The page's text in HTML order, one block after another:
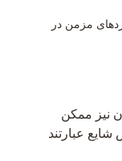
مزمن در
نیز ممکن
عبارتند